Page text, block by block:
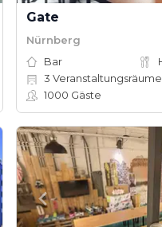
Gate
Nürnberg
Bar
3 Veranstaltungsräume
1000 Gäste